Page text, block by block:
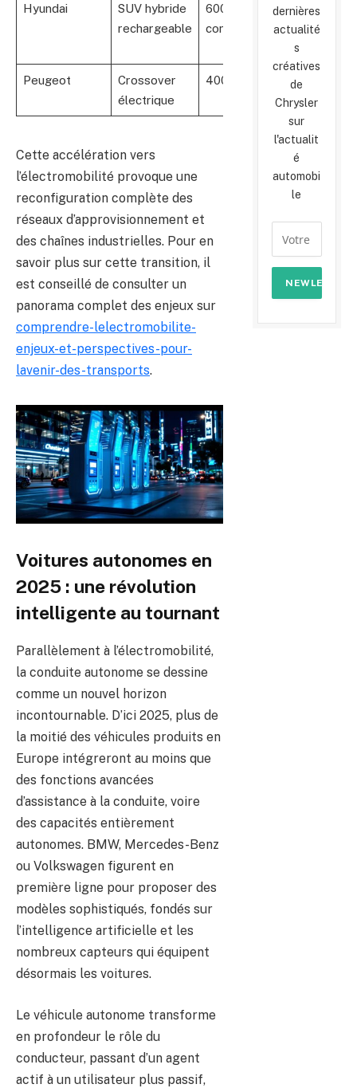
Hyundai
SUV hybride
rechargeable
600 (mode
combiné)
Batteries
lithium-ion
renforcées
Peugeot
Crossover
électrique
400
Batteries
lithium-ion
Cette accélération vers
l’électromobilité provoque une
reconfiguration complète des
réseaux d’approvisionnement et
des chaînes industrielles. Pour en
savoir plus sur cette transition, il
est conseillé de consulter un
panorama complet des enjeux sur
comprendre-lelectromobilite-
enjeux-et-perspectives-pour-
lavenir-des-transports.
Voitures autonomes en
2025 : une révolution
intelligente au tournant
Parallèlement à l’électromobilité,
la conduite autonome se dessine
comme un nouvel horizon
incontournable. D’ici 2025, plus de
la moitié des véhicules produits en
Europe intégreront au moins que
des fonctions avancées
d’assistance à la conduite, voire
des capacités entièrement
autonomes. BMW, Mercedes-Benz
ou Volkswagen figurent en
première ligne pour proposer des
modèles sophistiqués, fondés sur
l’intelligence artificielle et les
nombreux capteurs qui équipent
désormais les voitures.
Le véhicule autonome transforme
en profondeur le rôle du
conducteur, passant d’un agent
actif à un utilisateur plus passif,
dernières
actualité
s
créatives
de
Chrysler
sur
l'actualit
é
automobi
le